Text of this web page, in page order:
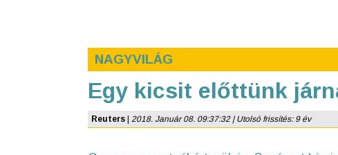
NAGYVILÁG
Egy kicsit előttünk
Reuters 2018. Január 08. 09:37:32 | Utolsó frissítés: 9 év